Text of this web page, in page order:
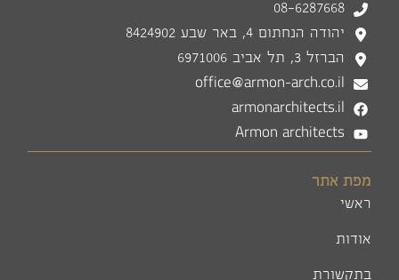
08-6287668
יהודה הנחתום 4, באר שבע 8424902
הברזל 3, תל אביב 6971006
office@armon-arch.co.il
armonarchitects.il
Armon architects
מפת אתר
ראשי
אודות